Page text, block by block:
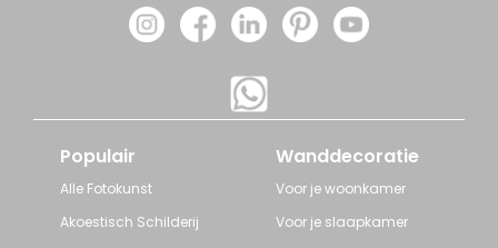
Populair
Alle Fotokunst
Akoestisch Schilderij
Wanddecoratie
Voor je woonkamer
Voor je slaapkamer